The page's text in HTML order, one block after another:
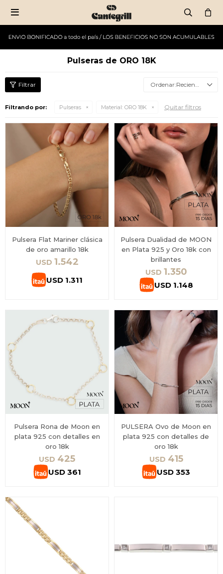

Pulseras de ORO 18K
Recientes
Filtrando por: Pulseras Material: ORO 18K Quitar filtros
Pulsera Flat Mariner clásica
de oro amarillo 18k
USD 1.542
USD 1.311
Pulsera Dualidad de MOON
en Plata 925 y Oro 18k con
brillantes
USD 1.350
USD 1.148
Pulsera Rona de Moon en
plata 925 con detalles en
oro 18k
USD 425
USD 361
PULSERA Ovo de Moon en
plata 925 con detalles de
oro 18k
USD 415
USD 353